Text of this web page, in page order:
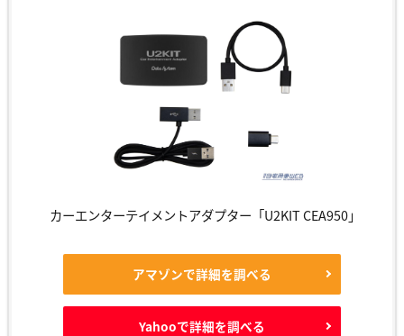
カーエンターテイメントアダプター「U2KIT CEA950」
アマゾンで詳細を調べる
Yahooで詳細を調べる